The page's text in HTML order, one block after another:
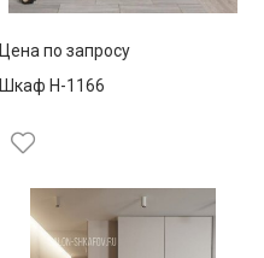
Цена по запросу
Шкаф Н-1166